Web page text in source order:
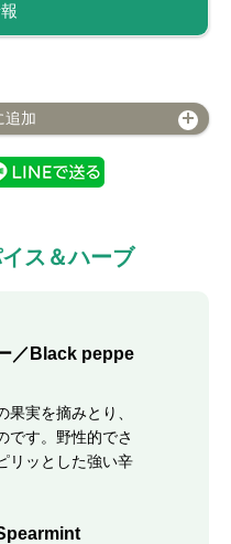
追加
ス＆ハーブ
／Black peppe
実を摘みとり、
です。野性的でさ
リッとした強い辛